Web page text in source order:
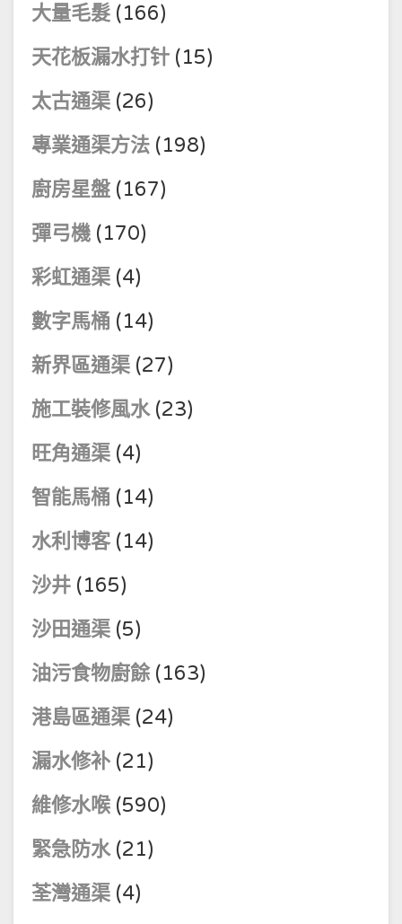
大量毛髮 (166)
天花板漏水打针 (15)
太古通渠 (26)
專業通渠方法 (198)
廚房星盤 (167)
彈弓機 (170)
彩虹通渠 (4)
數字馬桶 (14)
新界區通渠 (27)
施工裝修風水(23)
旺角通渠 (4)
智能馬桶 (14)
水利博客(14)
沙井 (165)
沙田通渠 (5)
油污食物廚餘(163)
港島區通渠 (24)
漏水修补 (21)
維修水喉 (590)
緊急防水(21)
荃灣通渠 (4)